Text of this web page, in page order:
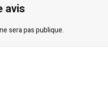
avis
sera pas publique.